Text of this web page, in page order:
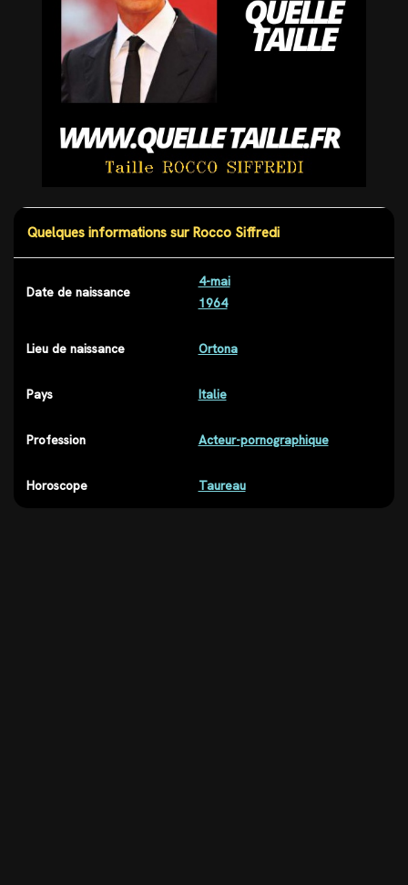
Quelques informations sur Rocco Siffredi
Date de naissance
4-mai
1964
Lieu de naissance Ortona
Pays Italie
Profession Acteur-pornographique
Horoscope Taureau